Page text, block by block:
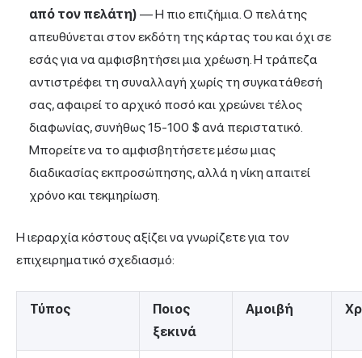
από τον πελάτη) — Η πιο επιζήμια. Ο πελάτης
απευθύνεται στον εκδότη της κάρτας του και όχι σε
εσάς για να αμφισβητήσει μια χρέωση. Η τράπεζα
αντιστρέφει τη συναλλαγή χωρίς τη συγκατάθεσή
σας, αφαιρεί το αρχικό ποσό και χρεώνει τέλος
διαφωνίας, συνήθως 15-100 $ ανά περιστατικό.
Μπορείτε να το αμφισβητήσετε μέσω μιας
διαδικασίας εκπροσώπησης, αλλά η νίκη απαιτεί
χρόνο και τεκμηρίωση.
Η ιεραρχία κόστους αξίζει να γνωρίζετε για τον
επιχειρηματικό σχεδιασμό:
Τύπος
Ποιος
ξεκινά
Αμοιβή